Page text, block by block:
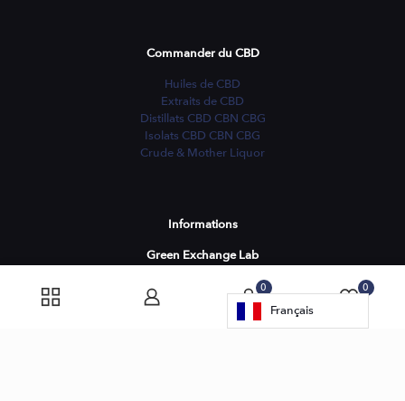
Commander du CBD
Huiles de CBD
Extraits de CBD
Distillats CBD CBN CBG
Isolats CBD CBN CBG
Crude & Mother Liquor
Informations
Green Exchange Lab
25480 Pirey FRANCE
Lundi-Vendredi
0 0
Français